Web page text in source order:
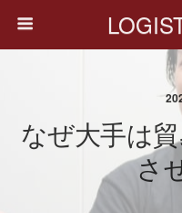
なぜ大手は
さ